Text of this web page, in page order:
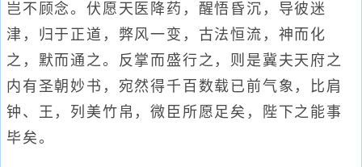
岂不顾念。伏愿天医降药，醒悟昏沉，导彼迷
津，归于正道，弊风一变，古法恒流，神而化
之，默而通之。反掌而盛行之，则是冀夫天府之
内有圣朝妙书，宛然得千百数载已前气象，比肩
钟、王，列美竹帛，微臣所愿足矣，陛下之能事
毕矣。